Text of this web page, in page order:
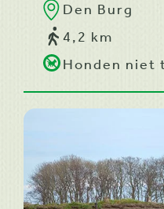
Den Burg
4,2 km
Honden niet